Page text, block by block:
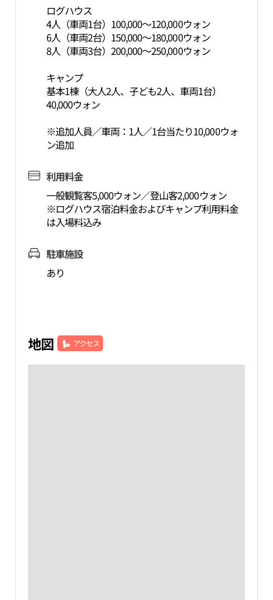
ログハウス
4人（車両1台）100,000～120,000ウォン
6人（車両2台）150,000～180,000ウォン
8人（車両3台）200,000～250,000ウォン
キャンプ
基本1棟（大人2人、子ども2人、車両1台）
40,000ウォン
※追加人員／車両：1人／1台当たり10,000ウォ
ン追加
利用料金
一般観覧客5,000ウォン／登山客2,000ウォン
※ログハウス宿泊料金およびキャンプ利用料金
は入場料込み
駐車施設
あり
地図 アクセス